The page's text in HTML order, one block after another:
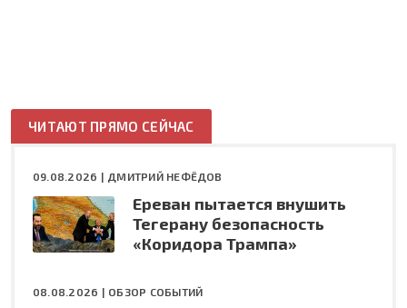
ЧИТАЮТ ПРЯМО СЕЙЧАС
09.08.2026 | ДМИТРИЙ НЕФЁДОВ
Ереван пытается внушить
Тегерану безопасность
«Коридора Трампа»
08.08.2026 | ОБЗОР СОБЫТИЙ